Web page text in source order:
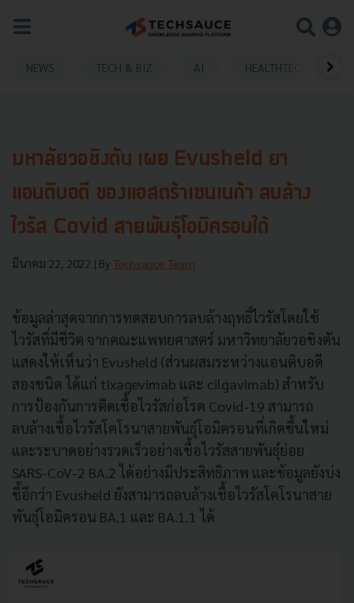
NEWS TECH & BIZ AI HEALTHTECH
มหาลัยวอชิงตัน เผย Evusheld ยา
แอนติบอดี ของแอสตร้าเซนเนก้า ลบล้าง
ไวรัส Covid สายพันธุ์โอมิครอนได้
มีนาคม 22, 2022 | By Techsauce Team
ข้อมูลล่าสุดจากการทดสอบการลบล้างฤทธิ์ไวรัสโดยใช้
ไวรัสที่มีชีวิต จากคณะแพทยศาสตร์ มหาวิทยาลัยวอชิงตัน
แสดงให้เห็นว่า Evusheld (ส่วนผสมระหว่างแอนติบอดี
สองชนิด ได้แก่ tixagevimab และ cilgavimab) สำหรับ
การป้องกันการติดเชื้อไวรัสก่อโรค Covid-19 สามารถ
ลบล้างเชื้อไวรัสโคโรนาสายพันธุ์โอมิครอนที่เกิดขึ้นใหม่
และระบาดอย่างรวดเร็วอย่างเชื้อไวรัสสายพันธุ์ย่อย
SARS-CoV-2 BA.2 ได้อย่างมีประสิทธิภาพ และข้อมูลยังบ่ง
ชี้อีกว่า Evusheld ยังสามารถลบล้างเชื้อไวรัสโคโรนาสาย
พันธุ์โอมิครอน BA.1 และ BA.1.1 ได้